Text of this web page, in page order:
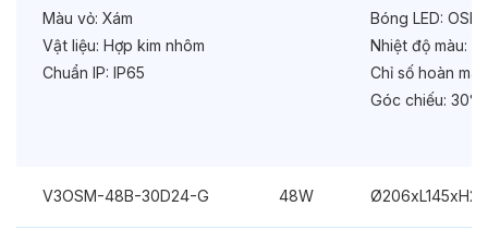
Màu vỏ: Xám
Vật liệu: Hợp kim nhôm
Chuẩn IP: IP65
Bóng LED:
Nhiệt độ màu:
Chỉ số hoàn
Góc chiếu: 30°
V3OSM-48B-30D24-G 48W